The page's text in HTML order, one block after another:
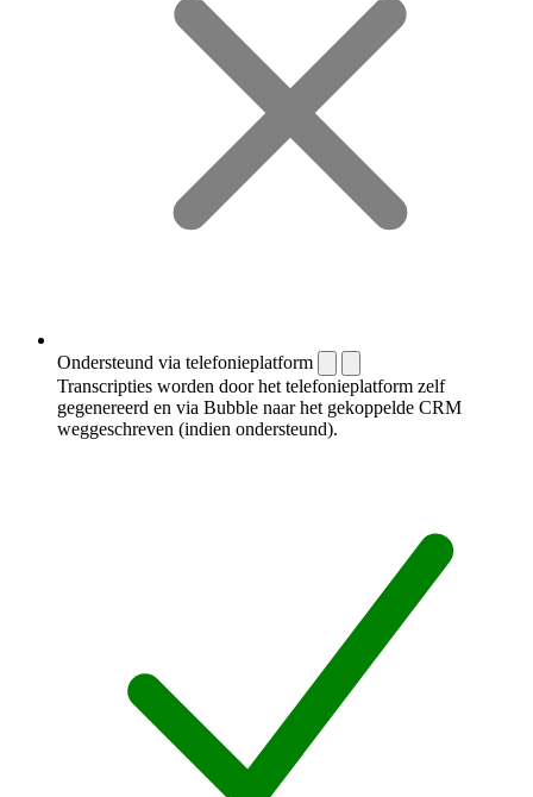
Ondersteund via telefonieplatform
Transcripties worden door het telefonieplatform zelf
gegenereerd en via Bubble naar het gekoppelde CRM
weggeschreven (indien ondersteund).